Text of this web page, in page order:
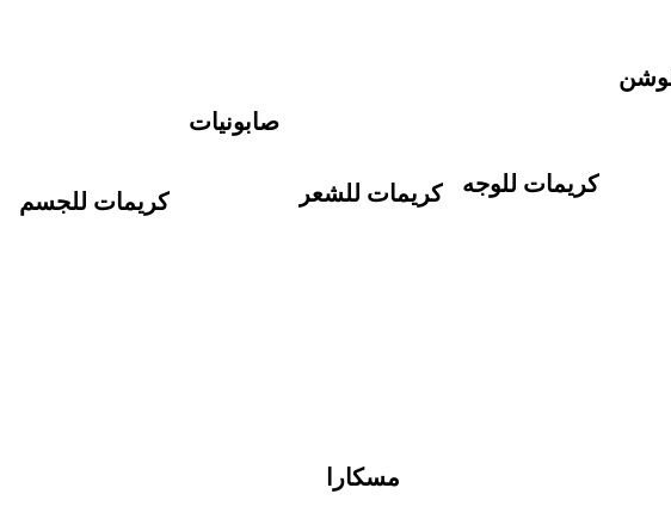
كريمات للجسم
صابونيات
كريمات للشعر كريمات للوجه
مسكارا